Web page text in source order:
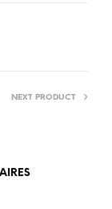
NEXT PRODUCT